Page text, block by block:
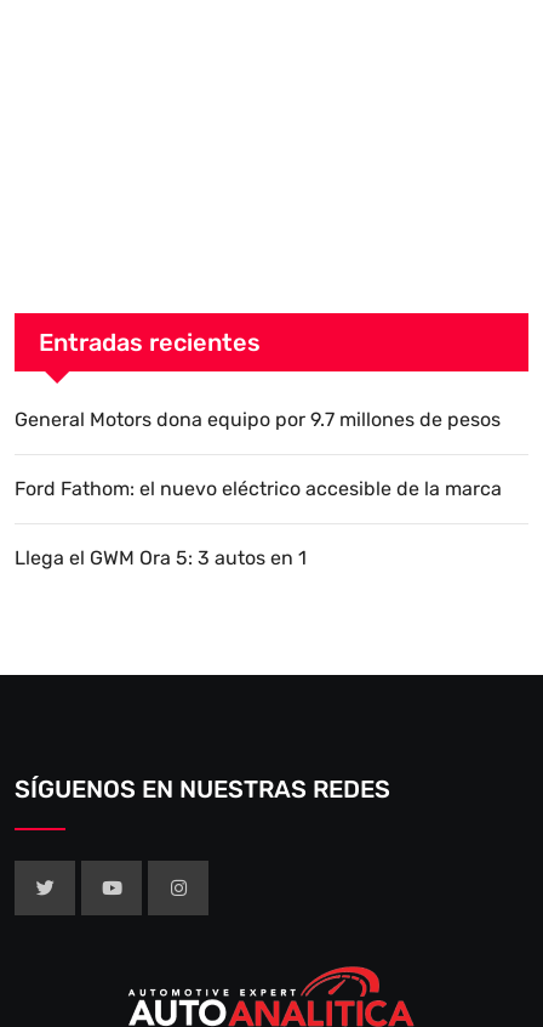
Entradas recientes
General Motors dona equipo por 9.7 millones de pesos
Ford Fathom: el nuevo eléctrico accesible de la marca
Llega el GWM Ora 5: 3 autos en 1
SÍGUENOS EN NUESTRAS REDES